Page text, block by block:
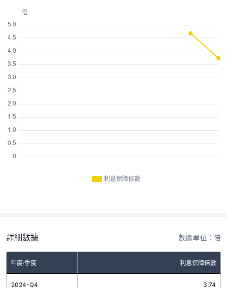
利息保障倍數
詳細數據 數據單位：倍
年度/季度 利息保障倍數
2024-Q4 3.74